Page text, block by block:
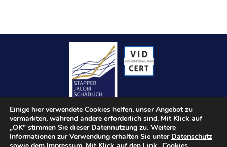
Einige hier verwendete Cookies helfen, unser Angebot zu
vermarkten, während andere erforderlich sind. Mit Klick auf
„OK” stimmen Sie dieser Datennutzung zu. Weitere
Informationen zur Verwendung erhalten Sie unter Datenschutz